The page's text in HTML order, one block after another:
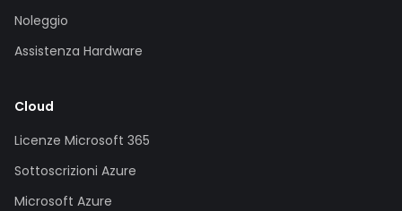
Noleggio
Assistenza Hardware
Cloud
Licenze Microsoft 365
Sottoscrizioni Azure
Microsoft Azure